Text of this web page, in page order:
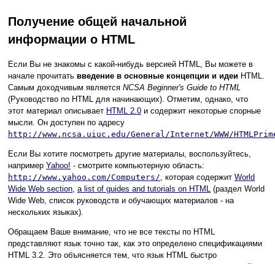
Получение общей начальной
информации о HTML
Если Вы не знакомы с какой-нибудь версией HTML, Вы можете в
начале прочитать введение в основные концепции и идеи HTML.
Самым доходчивым является NCSA Beginner's Guide to HTML
(Руководство по HTML для начинающих). Отметим, однако, что
этот материал описывает HTML 2.0 и содержит некоторые спорные
мысли. Он доступен по адресу
http://www.ncsa.uiuc.edu/General/Internet/WWW/
Если Вы хотите посмотреть другие материалы, воспользуйтесь,
например Yahoo! - смотрите компьютерную область:
http://www.yahoo.com/Computers/ , которая содержит World
Wide Web section a list of guides and tutorials on HTML
(раздел World
Wide Web, список руководств и обучающих материалов - на
нескольких языках).
Обращаем Ваше внимание, что не все тексты по HTML
представляют язык точно так, как это определено спецификациями
HTML 3.2. Это объясняется тем, что язык HTML быстро